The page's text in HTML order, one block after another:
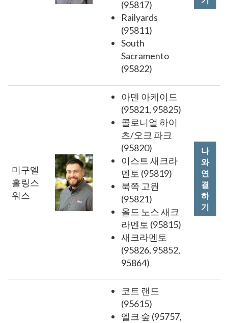
(95817)
Railyards
(95811)
South
Sacramento
(95822)
미구엘
홀링스
워스
아덴 아케이드
(95821, 95825)
콜로니얼 하이
츠/오크 파크
(95820)
이스트 새크라
멘토 (95819)
북쪽 고원
(95821)
올드 노스 새크
라멘토 (95815)
새크라멘토
(95826, 95852,
95864)
나
와
연
결
하
기
코트 랜드
(95615)
엘크 숲 (95757,